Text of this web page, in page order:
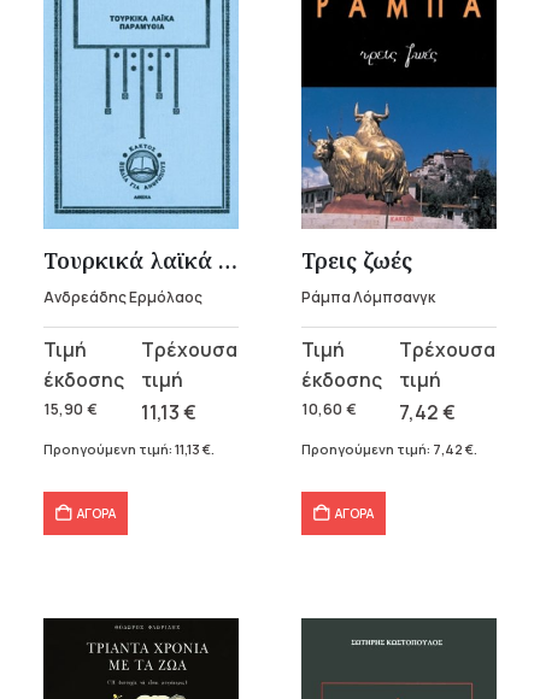
Τουρκικά λαϊκά παραμύθια
Ανδρεάδης Ερμόλαος
15,90 €
Original
price
was:
15,90 €.
11,13€
Η
τρέχουσα
τιμή
είναι:
Προηγούμενη τιμή: 11,13 €.
ΑΓΟΡΑ
Τρεις ζωές
Ράμπα Λόμπσανγκ
10,60 €
Original
price
was:
10,60 €.
7,42€
Η
τρέχουσα
τιμή
είναι:
Προηγούμενη τιμή: 7,42 €.
ΑΓΟΡΑ